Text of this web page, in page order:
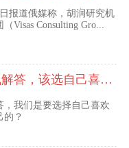
报道俄媒称，胡润研究机
Visas Consulting Gro...
情感咨询在线解答，该选自己喜欢的,还是喜欢自己的？
，我们是要选择自己喜欢
的？